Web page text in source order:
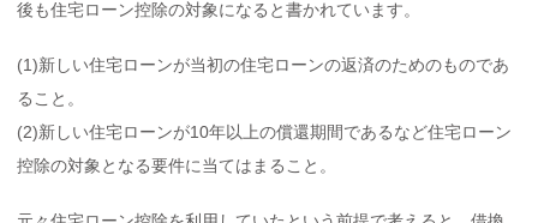
後も住宅ローン控除の対象になると書かれています。
(1)新しい住宅ローンが当初の住宅ローンの返済のためのものであ
ること。
(2)新しい住宅ローンが10年以上の償還期間であるなど住宅ローン
控除の対象となる要件に当てはまること。